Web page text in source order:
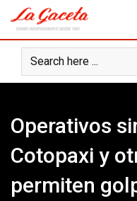
content
Operativos
Cotopaxi y
permiten